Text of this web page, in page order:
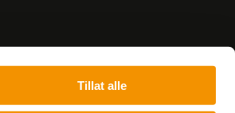
Tillat alle